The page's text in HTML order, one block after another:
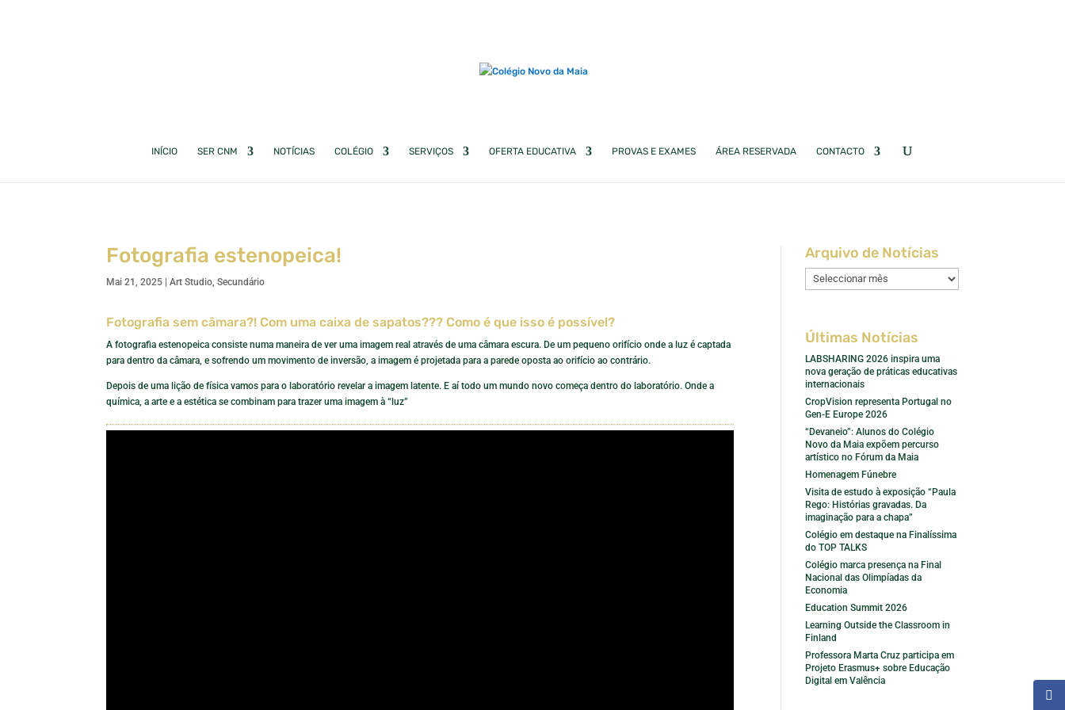
INÍCIO SER CNM NOTÍCIAS COLÉGIO SERVIÇOS OFERTA EDUCATIVA PROVAS E EXAMES ÁREA RESERVADA CONTACTO
Fotografia estenopeica!
Mai 21, 2025 |Art Studio ,Secundário
Fotografia sem câmara?! Com uma caixa de sapatos??? Como é que isso é possível?
A fotografia estenopeica consiste numa maneira de ver uma imagem real através de uma câmara escura. De um pequeno orifício onde a luz é captada
para dentro da câmara, e sofrendo um movimento de inversão, a imagem é projetada para a parede oposta ao orifício ao contrário.
Depois de uma lição de física vamos para o laboratório revelar a imagem latente. E aí todo um mundo novo começa dentro do laboratório. Onde a
química, a arte e a estética se combinam para trazer uma imagem à “luz”
Arquivo de Notícias
Arquivo
de
Últimas Notícias
LABSHARING 2026 inspira uma
nova geração de práticas educativas
internacionais
CropVision representa Portugal no
Gen-E Europe 2026
“Devaneio”: Alunos do Colégio
Novo da Maia expõem percurso
artístico no Fórum da Maia
Homenagem Fúnebre
Visita de estudo à exposição “Paula
Rego: Histórias gravadas. Da
imaginação para a chapa”
Colégio em destaque na Finalíssima
do TOP TALKS
Colégio marca presença na Final
Nacional das Olimpíadas da
Economia
Education Summit 2026
Learning Outside the Classroom in
Finland
Professora Marta Cruz participa em
Projeto Erasmus+ sobre Educação
Digital em Valência